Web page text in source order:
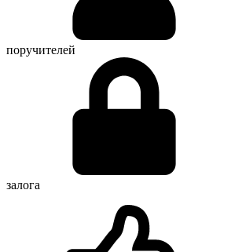
поручителей
залога